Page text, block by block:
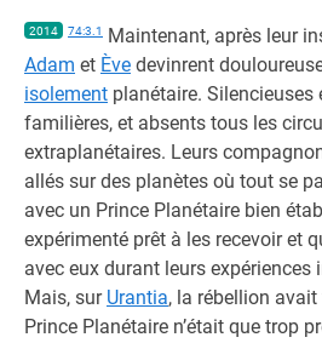
2014 74:3.1
Maintenant, après leur
Adam et Ève devinrent
isolement planétaire. Silencieuses
familières, et absents tous les
extraplanétaires. Leurs
allés sur des planètes où tout se
avec un Prince Planétaire bien
expérimenté prêt à les recevoir et
avec eux durant leurs expériences
Mais, sur Urantia, la rébellion
Prince Planétaire n’était que trop